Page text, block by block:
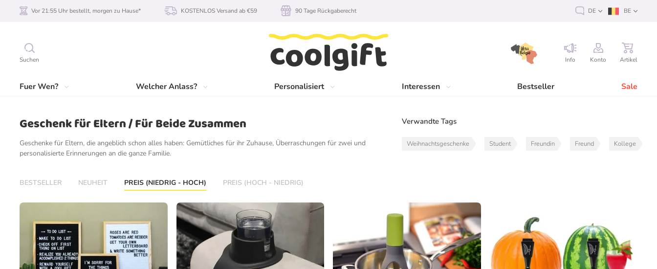
Suchen Info Konto Artikel
Fuer Wen? Welcher Anlass? Personalisiert Interessen Bestseller Sale
Vor 21:55 Uhr bestellt, morgen zu Hause* KOSTENLOS Versand ab €59 90 Tage Rückgaberecht DE BE
Geschenk für Eltern / Für Beide Zusammen
Geschenke für Eltern, die angeblich schon alles haben: Gemütliches für ihr Zuhause, Überraschungen für zwei und
personalisierte Erinnerungen an die ganze Familie.
Verwandte Tags
Weihnachtsgeschenke Student Freundin Freund Kollege
BESTSELLER NEUHEIT PREIS (NIEDRIG - HOCH) PREIS (HOCH - NIEDRIG)